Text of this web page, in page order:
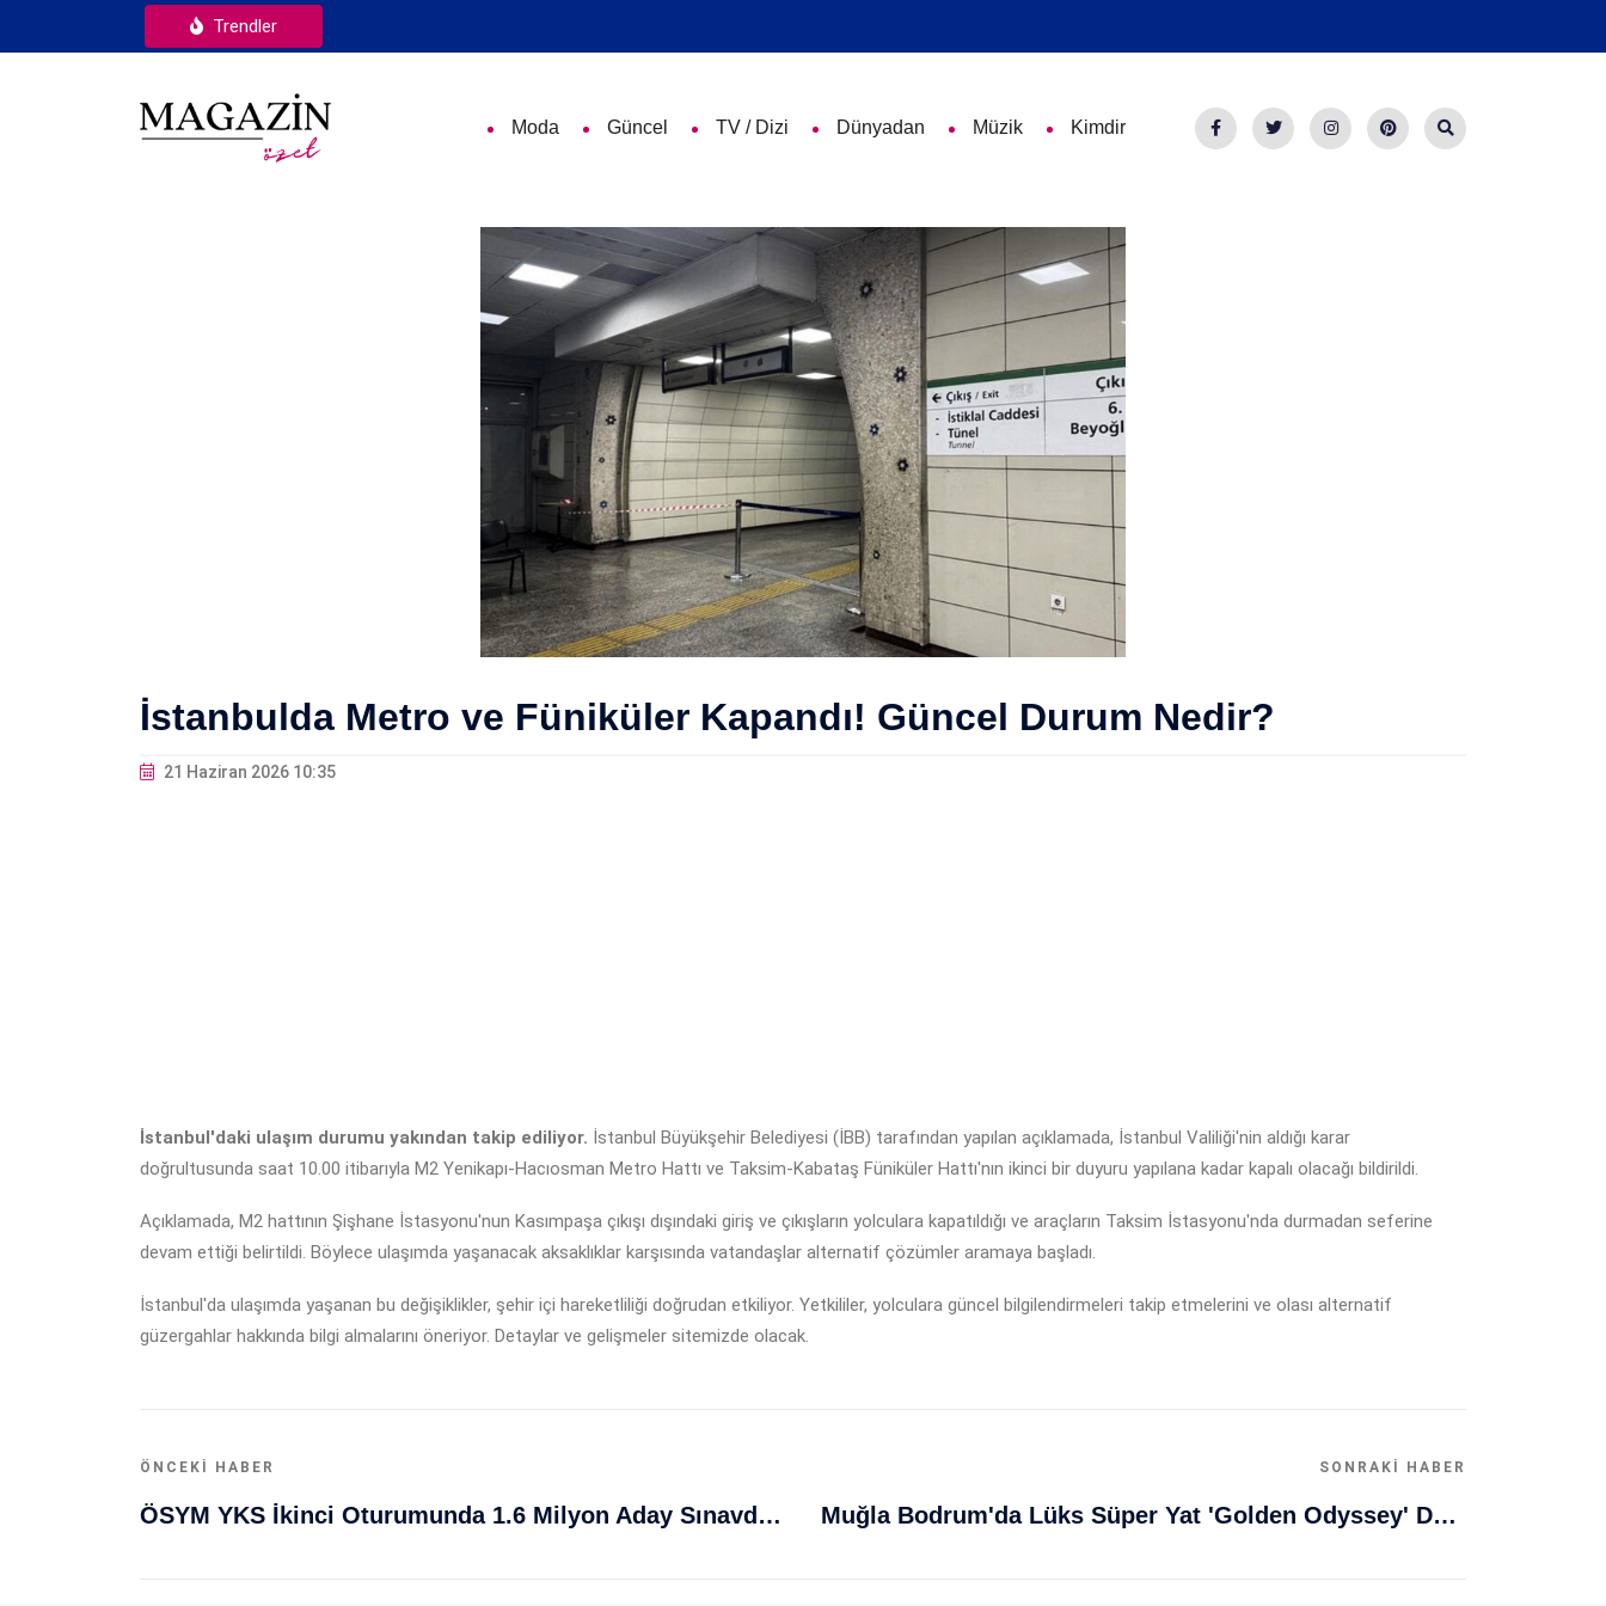
Trendler
Moda Güncel TV / Dizi Dünyadan Müzik Kimdir
İstanbulda Metro ve Füniküler Kapandı! Güncel Durum Nedir?
21 Haziran 2026 10:35
İstanbul'daki ulaşım durumu yakından takip ediliyor. İstanbul Büyükşehir Belediyesi (İBB) tarafından yapılan açıklamada, İstanbul Valiliği'nin aldığı karar
doğrultusunda saat 10.00 itibarıyla M2 Yenikapı-Hacıosman Metro Hattı ve Taksim-Kabataş Füniküler Hattı'nın ikinci bir duyuru yapılana kadar kapalı olacağı bildirildi.
Açıklamada, M2 hattının Şişhane İstasyonu'nun Kasımpaşa çıkışı dışındaki giriş ve çıkışların yolculara kapatıldığı ve araçların Taksim İstasyonu'nda durmadan seferine
devam ettiği belirtildi. Böylece ulaşımda yaşanacak aksaklıklar karşısında vatandaşlar alternatif çözümler aramaya başladı.
İstanbul'da ulaşımda yaşanan bu değişiklikler, şehir içi hareketliliği doğrudan etkiliyor. Yetkililer, yolculara güncel bilgilendirmeleri takip etmelerini ve olası alternatif
güzergahlar hakkında bilgi almalarını öneriyor. Detaylar ve gelişmeler sitemizde olacak.
ÖNCEKI HABER
ÖSYM YKS İkinci Oturumunda 1.6 Milyon Aday Sınavda Ter Döktü
SONRAKI HABER
Muğla Bodrum'da Lüks Süper Yat 'Golden Odyssey' Demirledi